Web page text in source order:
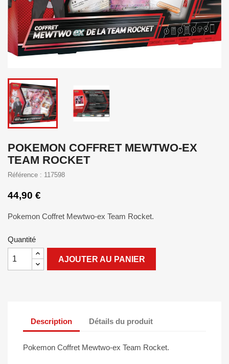
POKEMON COFFRET MEWTWO-EX
TEAM ROCKET
Référence : 117598
44,90 €
Pokemon Coffret Mewtwo-ex Team Rocket.
Quantité
AJOUTER AU PANIER
Description Détails du produit
Pokemon Coffret Mewtwo-ex Team Rocket.